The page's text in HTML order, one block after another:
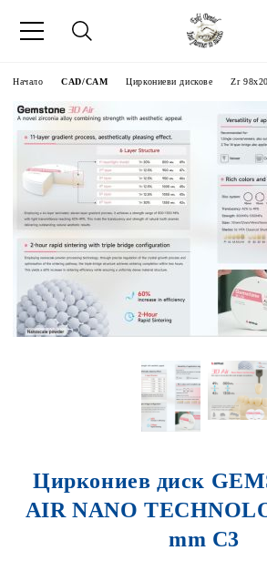
Начало CAD/CAM Циркониеви дискове Zr 98x20
Циркониев диск
AIR NANO
mm C3